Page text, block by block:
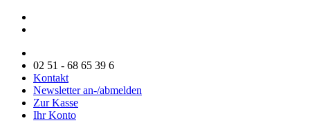
02 51 - 68 65 39 6
Kontakt
Newsletter an-/abmelden
Zur Kasse
Ihr Konto